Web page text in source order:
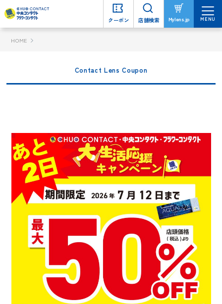
クーポン 店舗検索 Mylens.jp MENU
HOME
Contact Lens Coupon
クーポン 店舗検索 Mylens.jp MENU